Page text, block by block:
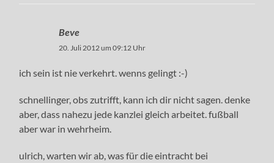
Beve
20. Juli 2012 um 09:12 Uhr
ich sein ist nie verkehrt. wenns gelingt :-)
schnellinger, obs zutrifft, kann ich dir nicht sagen. denke
aber, dass nahezu jede kanzlei gleich arbeitet. fußball
aber war in wehrheim.
ulrich, warten wir ab, was für die eintracht bei